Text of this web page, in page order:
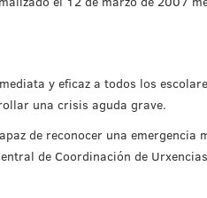
y eficaz a todos los
una crisis aguda grave.
de reconocer una emergencia
de Coordinación de